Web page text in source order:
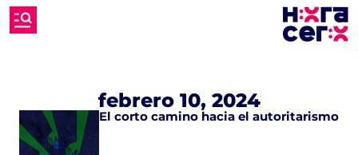
febrero 10, 2024
El corto camino hacia el autoritarismo